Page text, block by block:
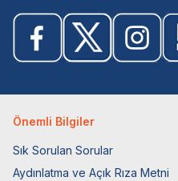
Önemli Bilgiler
Sık Sorulan Sorular
Aydınlatma ve Açık Rıza Metni